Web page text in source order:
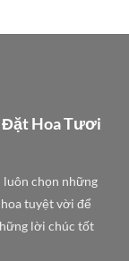
Đặt Hoa Tươi
luôn chọn những
tuyệt vời để
lời chúc tốt